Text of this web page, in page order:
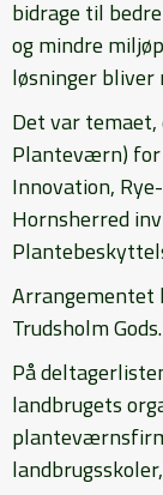
bidrage til
og mindre
løsninger bliver
Det var
Planteværn) for
Innovation,
Hornsherred
Arrangementet
Trudsholm Gods.
På
landbrugets